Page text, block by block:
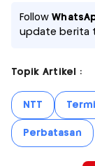
Follow
update berita
Topik Artikel :
NTT
Perbatasan